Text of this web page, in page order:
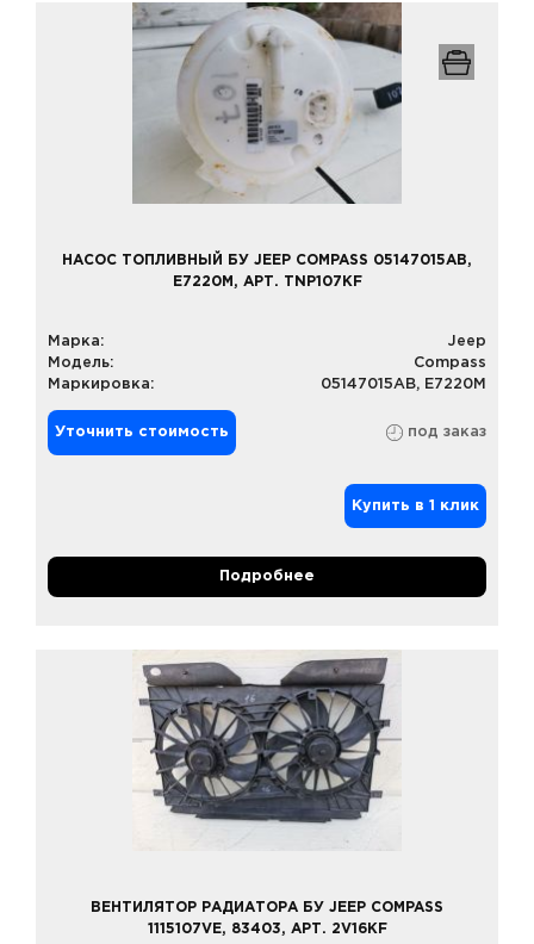
НАСОС ТОПЛИВНЫЙ БУ JEEP COMPASS 05147015AB,
E7220M, АРТ. TNP107KF
Марка:
Jeep
Модель:
Compass
Маркировка:
05147015AB, E7220M
Уточнить стоимость под заказ
Купить в 1 клик
Подробнее
ВЕНТИЛЯТОР РАДИАТОРА БУ JEEP COMPASS
1115107VE, 83403, АРТ. 2V16KF